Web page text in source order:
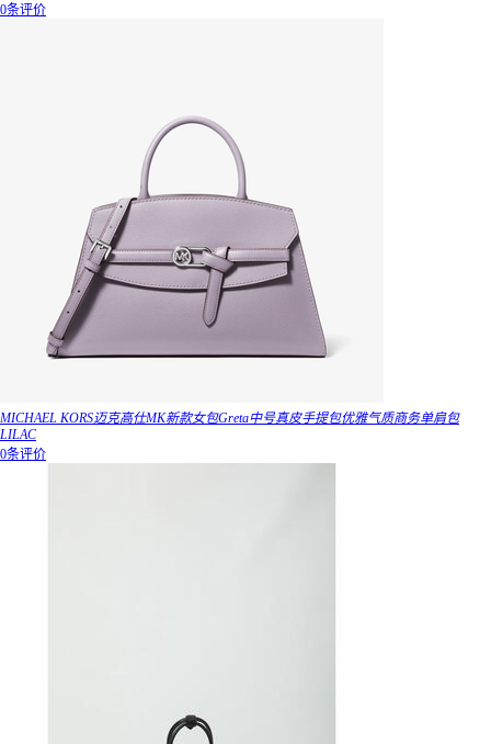
0条评价
MICHAEL KORS迈克高仕MK新款女包Greta中号真皮手提包优雅气质商务单肩包
LILAC
0条评价